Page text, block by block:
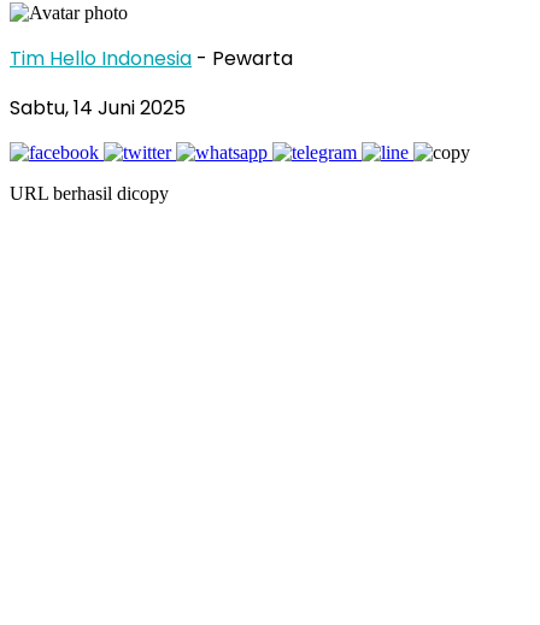
Tim Hello Indonesia - Pewarta
Sabtu, 14 Juni 2025
URL berhasil dicopy